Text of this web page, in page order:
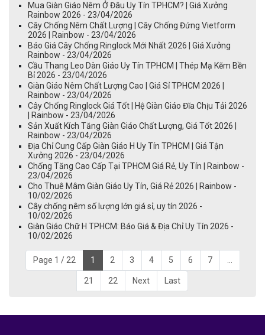
Mua Giàn Giáo Nêm Ở Đâu Uy Tín TPHCM? | Giá Xưởng
Rainbow 2026 - 23/04/2026
Cây Chống Nêm Chất Lượng | Cây Chống Đứng Vietform
2026 | Rainbow - 23/04/2026
Báo Giá Cây Chống Ringlock Mới Nhất 2026 | Giá Xưởng
Rainbow - 23/04/2026
Cầu Thang Leo Dàn Giáo Uy Tín TPHCM | Thép Mạ Kẽm Bền
Bỉ 2026 - 23/04/2026
Giàn Giáo Nêm Chất Lượng Cao | Giá Sỉ TPHCM 2026 |
Rainbow - 23/04/2026
Cây Chống Ringlock Giá Tốt | Hệ Giàn Giáo Đĩa Chịu Tải 2026
| Rainbow - 23/04/2026
Sản Xuất Kích Tăng Giàn Giáo Chất Lượng, Giá Tốt 2026 |
Rainbow - 23/04/2026
Địa Chỉ Cung Cấp Giàn Giáo H Uy Tín TPHCM | Giá Tận
Xưởng 2026 - 23/04/2026
Chống Tăng Cao Cấp Tại TPHCM Giá Rẻ, Uy Tín | Rainbow -
23/04/2026
Cho Thuê Mâm Giàn Giáo Uy Tín, Giá Rẻ 2026 | Rainbow -
10/02/2026
Cây chống nêm số lượng lớn giá sỉ, uy tín 2026 -
10/02/2026
Giàn Giáo Chữ H TPHCM: Báo Giá & Địa Chỉ Uy Tín 2026 -
10/02/2026
Page 1 / 22 1 2 3 4 5 6 7 ...
21 22 Next Last